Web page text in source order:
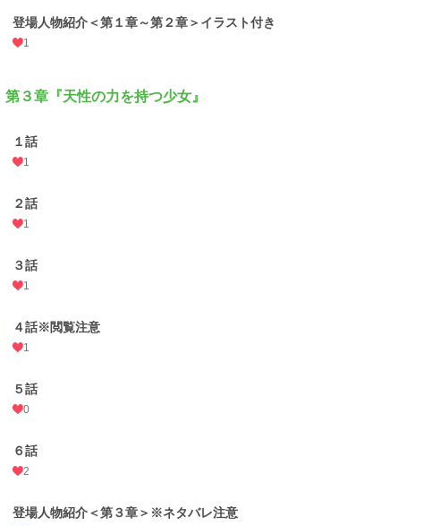
登場人物紹介＜第１章～第２章＞イラスト付き
1
第３章『天性の力を持つ少女』
１話
1
２話
1
３話
1
４話※閲覧注意
1
５話
0
６話
2
登場人物紹介＜第３章＞※ネタバレ注意